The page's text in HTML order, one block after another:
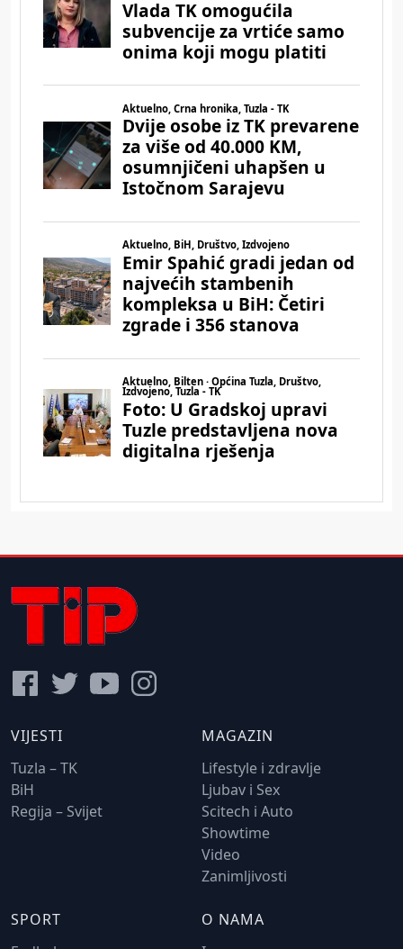
VIJESTI
Tuzla – TK
BiH
Regija – Svijet
MAGAZIN
Lifestyle i zdravlje
Ljubav i Sex
Scitech i Auto
Showtime
Video
Zanimljivosti
SPORT
O NAMA